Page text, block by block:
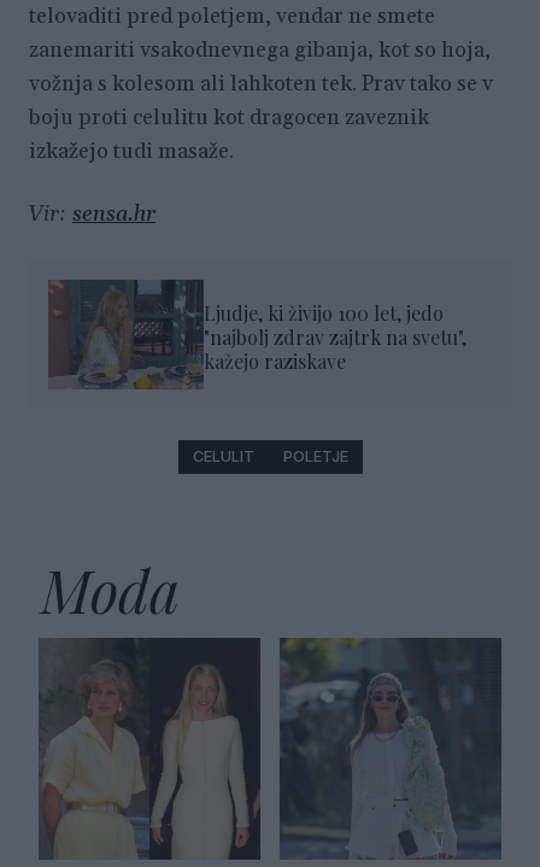
telovaditi pred poletjem, vendar ne smete
zanemariti vsakodnevnega gibanja, kot so hoja,
vožnja s kolesom ali lahkoten tek. Prav tako se v
boju proti celulitu kot dragocen zaveznik
izkažejo tudi masaže.
Vir: sensa.hr
Ljudje, ki živijo 100 let, jedo
"najbolj zdrav zajtrk na svetu",
kažejo raziskave
CELULIT POLETJE
Moda